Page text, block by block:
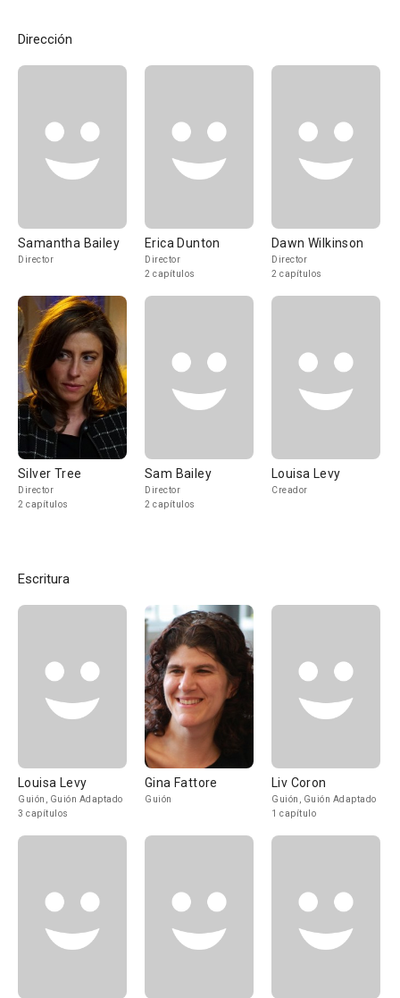
Dirección
Samantha Bailey
Director
Erica Dunton
Director
2 capítulos
Dawn Wilkinson
Director
2 capítulos
Silver Tree
Director
2 capítulos
Sam Bailey
Director
2 capítulos
Louisa Levy
Creador
Escritura
Louisa Levy
Guión, Guión Adaptado
3 capítulos
Gina Fattore
Guión
Liv Coron
Guión, Guión Adaptado
1 capítulo